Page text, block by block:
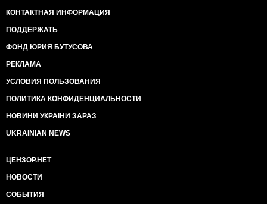
КОНТАКТНАЯ ИНФОРМАЦИЯ
ПОДДЕРЖАТЬ
ФОНД ЮРИЯ БУТУСОВА
РЕКЛАМА
УСЛОВИЯ ПОЛЬЗОВАНИЯ
ПОЛИТИКА КОНФИДЕНЦИАЛЬНОСТИ
НОВИНИ УКРАЇНИ ЗАРАЗ
UKRAINIAN NEWS
ЦЕНЗОР.НЕТ
НОВОСТИ
СОБЫТИЯ